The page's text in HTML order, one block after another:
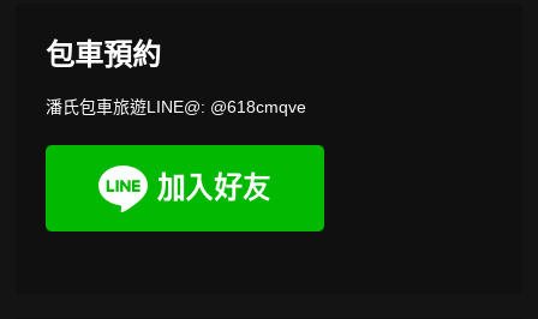
包車預約
潘氏包車旅遊LINE@: @618cmqve